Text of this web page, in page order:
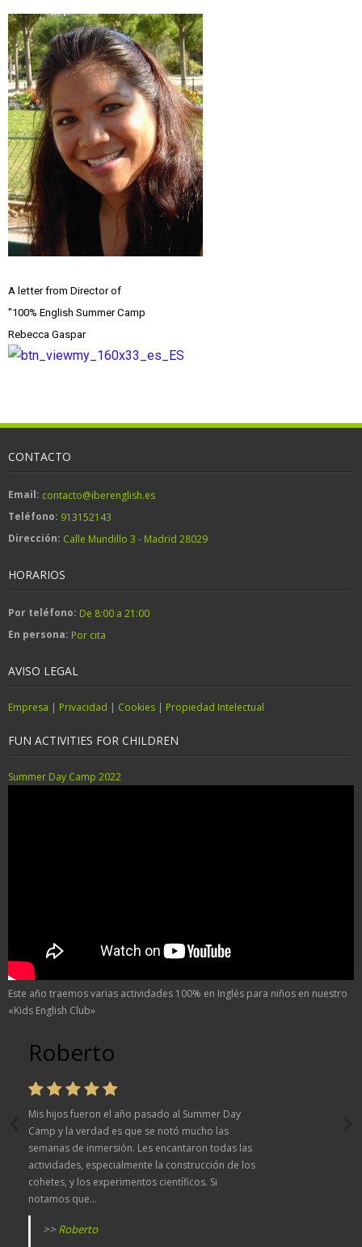
A letter from Director of
"100% English Summer Camp
Rebecca Gaspar
CONTACTO
Email: contacto@iberenglish.es
Teléfono: 913152143
Dirección: Calle Mundillo 3 - Madrid 28029
HORARIOS
Por teléfono: De 8:00 a 21:00
En persona: Por cita
AVISO LEGAL
Empresa | Privacidad | Cookies | Propiedad Intelectual
FUN ACTIVITIES FOR CHILDREN
Summer Day Camp 2022
Este año traemos varias actividades 100% en Inglés para niños en nuestro
«Kids English Club»
Roberto
Mis hijos fueron el año pasado al Summer Day
Camp y la verdad es que se notó mucho las
semanas de inmersión. Les encantaron todas las
actividades, especialmente la construcción de los
cohetes, y los experimentos científicos. Si
notamos que...
>> Roberto